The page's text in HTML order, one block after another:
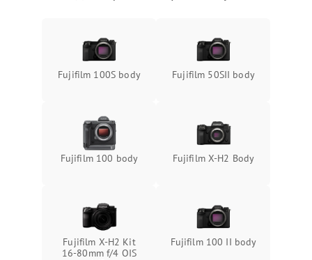
Fujifilm 100S body Fujifilm 50SII body
Fujifilm 100 body Fujifilm X-H2 Body
Fujifilm X-H2 Kit
16-80mm f/4 OIS
Fujifilm 100 II body